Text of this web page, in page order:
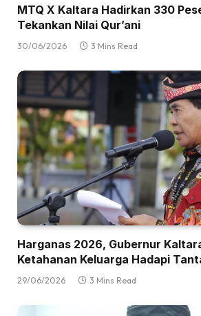
MTQ X Kaltara Hadirkan 330
Tekankan Nilai Qur’ani
30/06/2026 3 Mins Read
Harganas 2026, Gubernur
Ketahanan Keluarga Hadapi
29/06/2026 3 Mins Read